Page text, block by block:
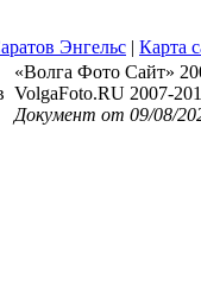
Энгельс | Карта
«Волга Фото Сайт»
VolgaFoto.RU 2007-
Документ от 09/08/